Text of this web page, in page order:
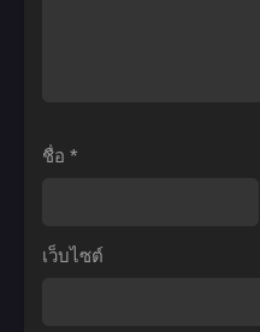
ชื่อ *
เว็บไซต์